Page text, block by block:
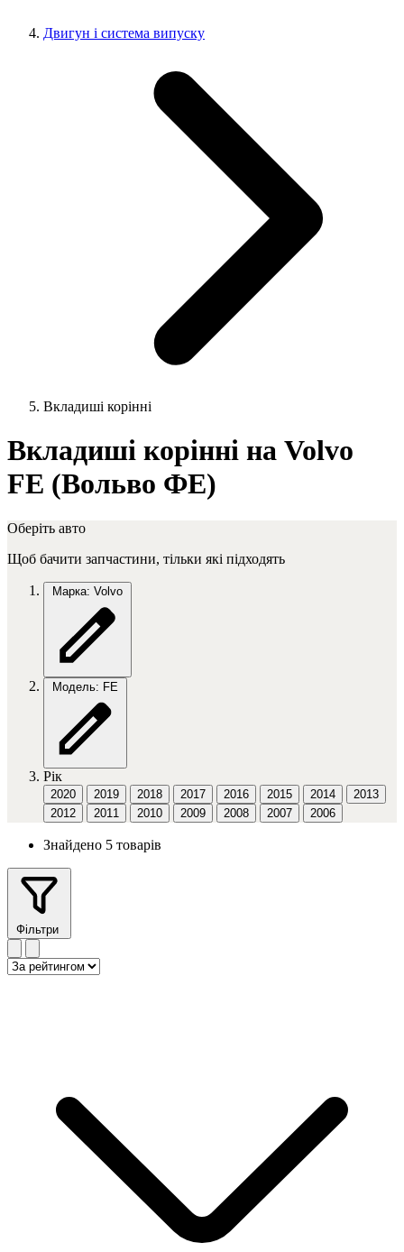
Двигун і система випуску
Вкладиші корінні
Вкладиші корінні на Volvo
FE (Вольво ФЕ)
Оберіть авто
Щоб бачити запчастини, тільки які підходять
Марка: Volvo
Модель: FE
Рік
2020 2019 2018 2017 2016 2015 2014
2013
2012
2011 2010 2009 2008 2007 2006
Знайдено 5 товарів
Фільтри